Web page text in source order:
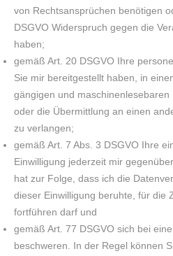
von Rechtsansprüchen benötigen
DSGVO Widerspruch gegen die
haben;
gemäß Art. 20 DSGVO Ihre
Sie mir bereitgestellt haben, in
gängigen und
oder die Übermittlung an einen
zu verlangen;
gemäß Art. 7 Abs. 3 DSGVO Ihre
Einwilligung jederzeit mir
hat zur Folge, dass ich die
dieser Einwilligung beruhte, für die
fortführen darf und
gemäß Art. 77 DSGVO sich bei
beschweren. In der Regel können